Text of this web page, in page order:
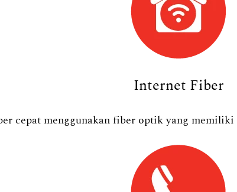
Internet Fiber
cepat menggunakan fiber optik yang